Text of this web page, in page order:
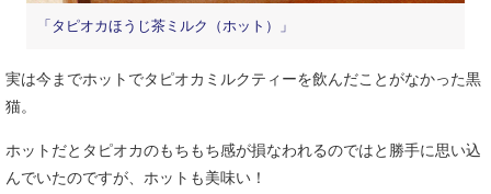
「タピオカほうじ茶ミルク（ホット）」
実は今までホットでタピオカミルクティーを飲んだことがなかった黒
猫。
ホットだとタピオカのもちもち感が損なわれるのではと勝手に思い込
んでいたのですが、ホットも美味い！